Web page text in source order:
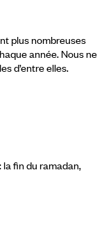
plus nombreuses
année. Nous ne
d’entre elles.
la fin du ramadan,